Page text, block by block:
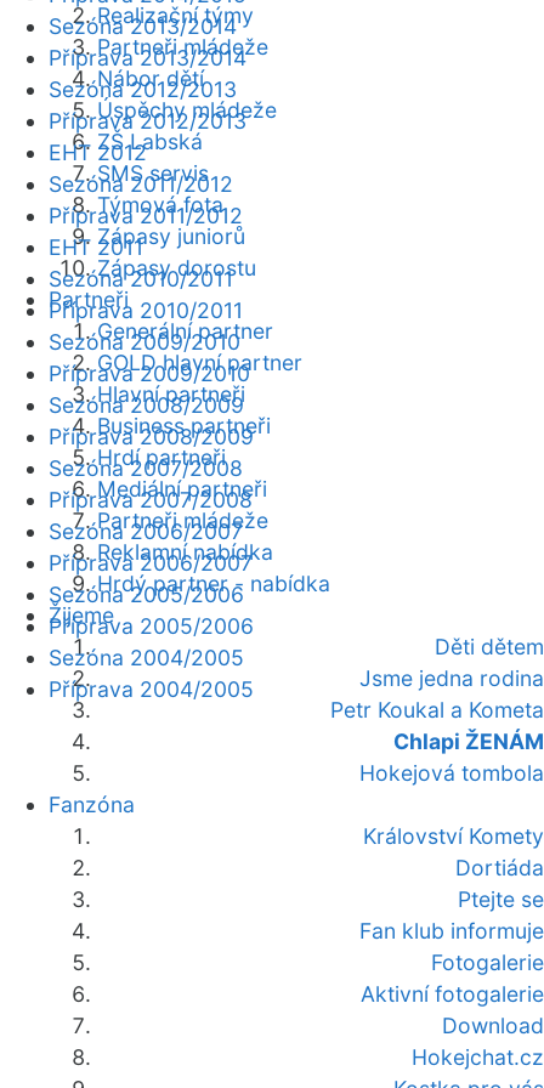
Realizační týmy
Partneři mládeže
Nábor dětí
Úspěchy mládeže
ZŠ Labská
SMS servis
Týmová fota
Zápasy juniorů
Zápasy dorostu
Partneři
Generální partner
GOLD hlavní partner
Hlavní partneři
Business partneři
Hrdí partneři
Mediální partneři
Partneři mládeže
Reklamní nabídka
Hrdý partner - nabídka
Žijeme
Děti dětem
Jsme jedna rodina
Petr Koukal a Kometa
Chlapi ŽENÁM
Hokejová tombola
Fanzóna
Království Komety
Dortiáda
Ptejte se
Fan klub informuje
Fotogalerie
Aktivní fotogalerie
Download
Hokejchat.cz
Sezóna 2013/2014
Příprava 2013/2014
Sezóna 2012/2013
Příprava 2012/2013
EHT 2012
Sezóna 2011/2012
Příprava 2011/2012
EHT 2011
Sezóna 2010/2011
Příprava 2010/2011
Sezóna 2009/2010
Příprava 2009/2010
Sezóna 2008/2009
Příprava 2008/2009
Sezóna 2007/2008
Příprava 2007/2008
Sezóna 2006/2007
Příprava 2006/2007
Sezóna 2005/2006
Příprava 2005/2006
Sezóna 2004/2005
Příprava 2004/2005